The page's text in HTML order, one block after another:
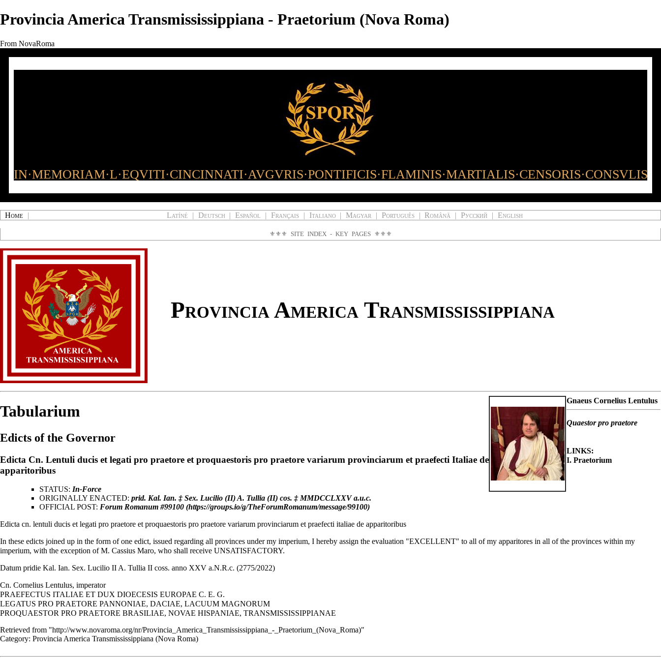
Provincia America Transmississippiana - Praetorium (Nova Roma)
From NovaRoma
IN·MEMORIAM·L·EQVITI·CINCINNATI·AVGVRIS·PONTIFICIS·FLAMINIS·MARTIALIS·CENSORIS·CONSVLIS
Home | Latíné | Deutsch|Español | Français| Italiano|Magyar | Português|Română | Русский| English
⚜⚜⚜ SITE INDEX - KEY PAGES⚜⚜⚜
Provincia America Transmississippiana
Gnaeus Cornelius Lentulus
Quaestor pro praetore
LINKS:
I. Praetorium
Tabularium
Edicts of the Governor
Edicta Cn. Lentuli ducis et legati pro praetore et proquaestoris pro praetore variarum provinciarum et praefecti Italiae de
apparitoribus
STATUS: In-Force
ORIGINALLY ENACTED: prid. Kal. Ian.‡ Sex. Lucilio (II) A. Tullia (II) cos.‡ MMDCCLXXV a.u.c.
OFFICIAL POST: Forum Romanum #99100
Edicta cn. lentuli ducis et legati pro praetore et proquaestoris pro praetore variarum provinciarum et praefecti italiae de apparitoribus
In these edicts joined up in the form of one edict, issued regarding all provinces under my imperium, I hereby assign the evaluation "EXCELLENT" to all of my apparitores in all of the provinces within my
imperium, with the exception of M. Cassius Maro, who shall receive UNSATISFACTORY.
Datum pridie Kal. Ian. Sex. Lucilio II A. Tullia II coss. anno XXV a.N.R.c. (2775/2022)
Cn. Cornelius Lentulus, imperator
PRAEFECTUS ITALIAE ET DUX DIOECESIS EUROPAE C. E. G.
LEGATUS PRO PRAETORE PANNONIAE, DACIAE, LACUUM MAGNORUM
PROQUAESTOR PRO PRAETORE BRASILIAE, NOVAE HISPANIAE, TRANSMISSISSIPPIANAE
Retrieved from "http://www.novaroma.org/nr/Provincia_America_Transmississippiana_-_Praetorium_(Nova_Roma)"
Category: Provincia America Transmississippiana (Nova Roma)